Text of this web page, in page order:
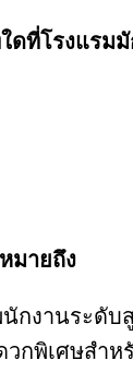
ดที่โรงแรม
มายถึง
กงานระดับ
วกพิเศษสำ